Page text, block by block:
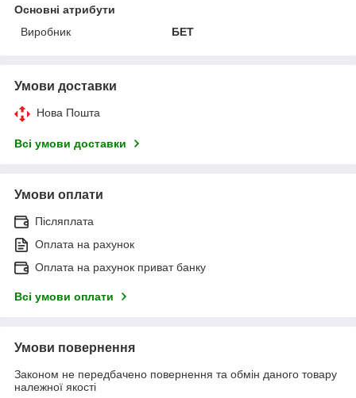
Основні атрибути
Виробник
БЕТ
Умови доставки
Нова Пошта
Всі умови доставки
Умови оплати
Післяплата
Оплата на рахунок
Оплата на рахунок приват банку
Всі умови оплати
Умови повернення
Законом не передбачено повернення та обмін даного товару
належної якості